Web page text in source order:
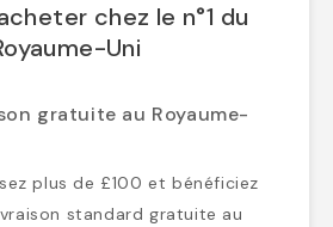
chez le n°1 du
Uni
gratuite au Royaume-
plus de £100 et bénéficiez
standard gratuite au